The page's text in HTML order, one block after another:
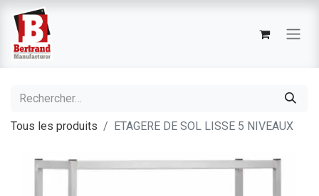
Tous les produits ETAGERE DE SOL LISSE 5 NIVEAUX